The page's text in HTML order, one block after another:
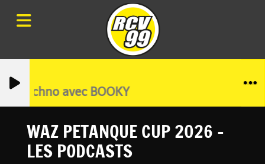
Techno avec BOOKY
WAZ PETANQUE CUP 2026 -
LES PODCASTS